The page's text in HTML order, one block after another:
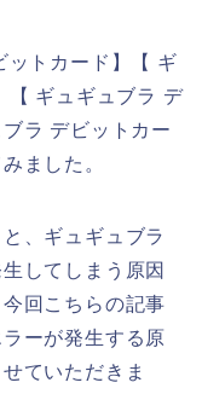
ットカード】【 ギ
ギュギュブラ デ
ラ デビットカー
ました。
、ギュギュブラ
してしまう原因
回こちらの記事
ーが発生する原
ていただきま